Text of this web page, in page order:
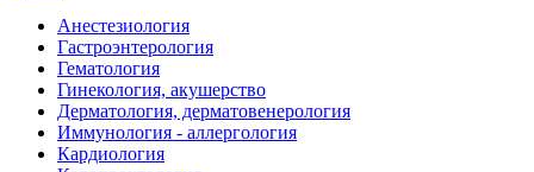
Анестезиология
Гастроэнтерология
Гематология
Гинекология, акушерство
Дерматология, дерматовенерология
Иммунология - аллергология
Кардиология